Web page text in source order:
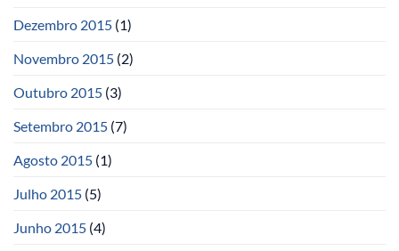
Dezembro 2015 (1)
Novembro 2015 (2)
Outubro 2015 (3)
Setembro 2015 (7)
Agosto 2015 (1)
Julho 2015 (5)
Junho 2015 (4)